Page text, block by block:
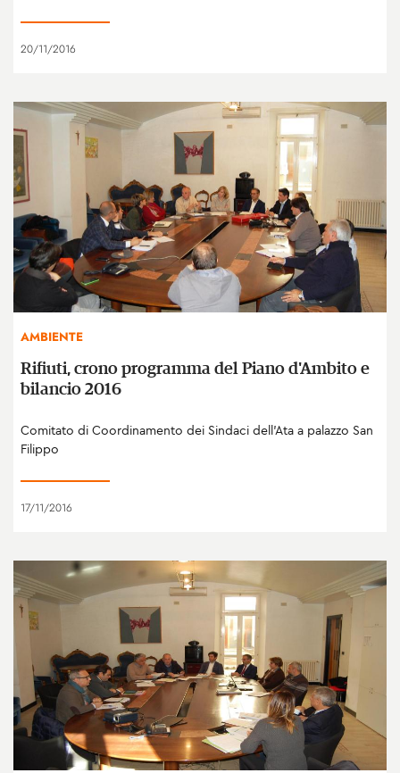
20/11/2016
AMBIENTE
Rifiuti, crono programma del Piano d'Ambito e
bilancio 2016
Comitato di Coordinamento dei Sindaci dell'Ata a palazzo San
Filippo
17/11/2016